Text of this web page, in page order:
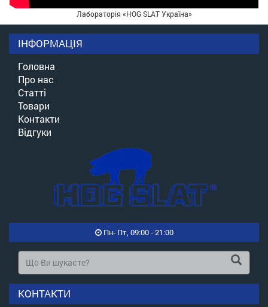
Лабораторія «HOG SLAT Україна»
ІНФОРМАЦІЯ
Головна
Про нас
Статті
Товари
Контакти
Відгуки
Пн- Пт, 09:00 - 21:00
КОНТАКТИ